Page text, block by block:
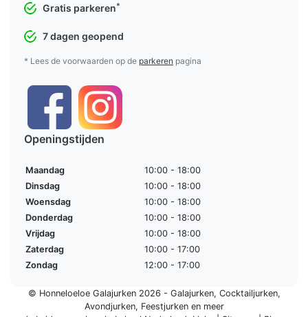
Gratis parkeren*
7 dagen geopend
* Lees de voorwaarden op de parkeren pagina
Openingstijden
Maandag
10:00 - 18:00
Dinsdag
10:00 - 18:00
Woensdag
10:00 - 18:00
Donderdag
10:00 - 18:00
Vrijdag
10:00 - 18:00
Zaterdag
10:00 - 17:00
Zondag
12:00 - 17:00
© Honneloeloe Galajurken 2026 - Galajurken, Cocktailjurken,
Avondjurken, Feestjurkenen meer